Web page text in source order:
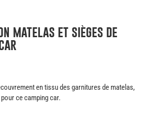
matelas et sièges de
en tissu des garnitures de matelas,
ce camping car.